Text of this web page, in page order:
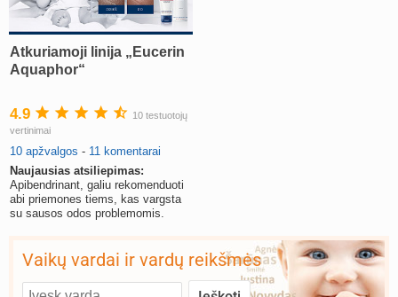
Atkuriamoji linija „Eucerin
Aquaphor“
4.9
10 testuotojų
vertinimai
10 apžvalgos - 11 komentarai
Naujausias atsiliepimas:
Apibendrinant, galiu rekomenduoti
abi priemones tiems, kas vargsta
su sausos odos problemomis.
Vaikų vardai ir vardų reikšmės